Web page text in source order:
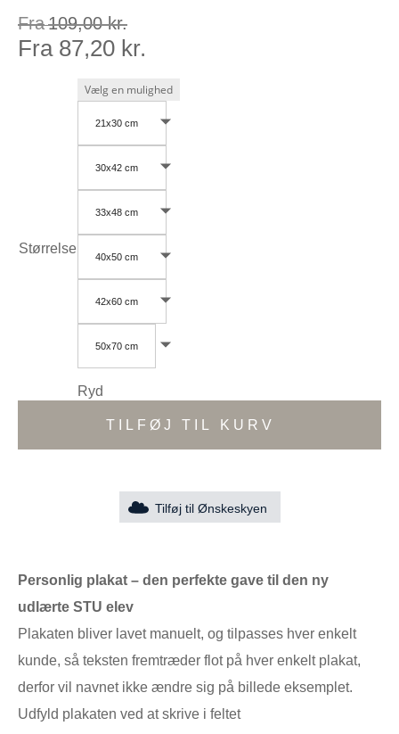
Fra109,00kr.
Fra 87,20 kr.
Størrelse
21x30 cm
30x42 cm
33x48 cm
40x50 cm
42x60 cm
50x70 cm
Ryd
TILFØJ TIL KURV
Tilføj til Ønskeskyen
Personlig plakat – den perfekte gave til den ny
udlærte STU elev
Plakaten bliver lavet manuelt, og tilpasses hver enkelt
kunde, så teksten fremtræder flot på hver enkelt plakat,
derfor vil navnet ikke ændre sig på billede eksemplet.
Udfyld plakaten ved at skrive i feltet